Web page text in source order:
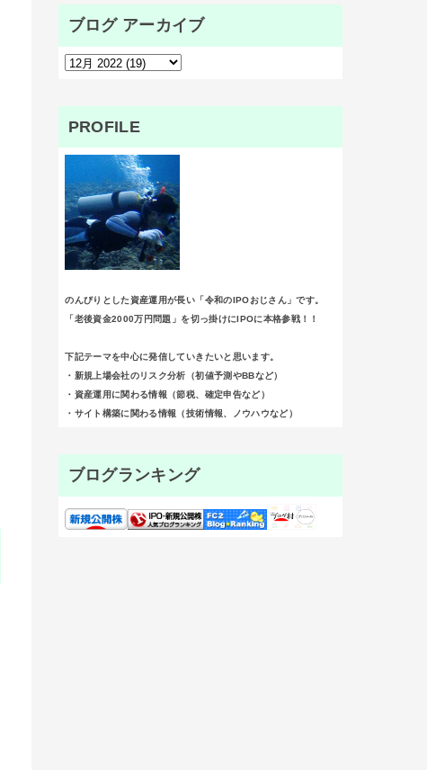
ブログ アーカイブ
PROFILE
のんびりとした資産運用が長い「令和のIPOおじさん」です。
「老後資金2000万円問題」を切っ掛けにIPOに本格参戦！！
下記テーマを中心に発信していきたいと思います。
・新規上場会社のリスク分析（初値予測やBBなど）
・資産運用に関わる情報（節税、確定申告など）
・サイト構築に関わる情報（技術情報、ノウハウなど）
ブログランキング